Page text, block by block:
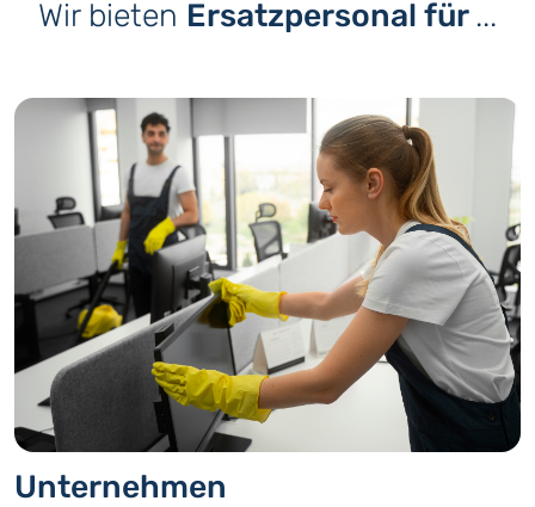
Wir bieten Ersatzpersonal für ...
Unternehmen